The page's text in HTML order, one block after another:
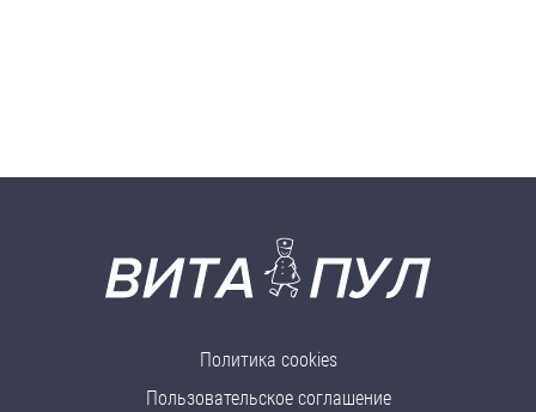
Политика cookies
Пользовательское соглашение